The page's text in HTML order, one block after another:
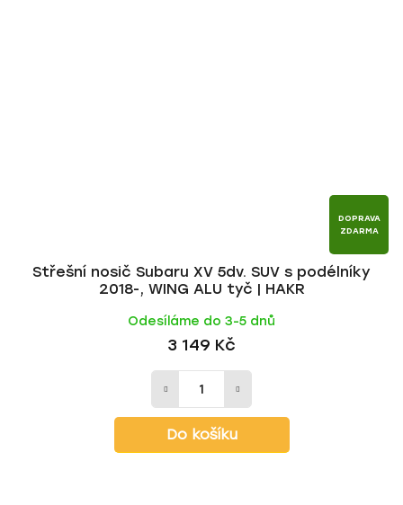
DOPRAVA
ZDARMA
Střešní nosič Subaru XV 5dv. SUV s podélníky
2018-, WING ALU tyč | HAKR
Odesíláme do 3-5 dnů
3 149 Kč
Do košíku